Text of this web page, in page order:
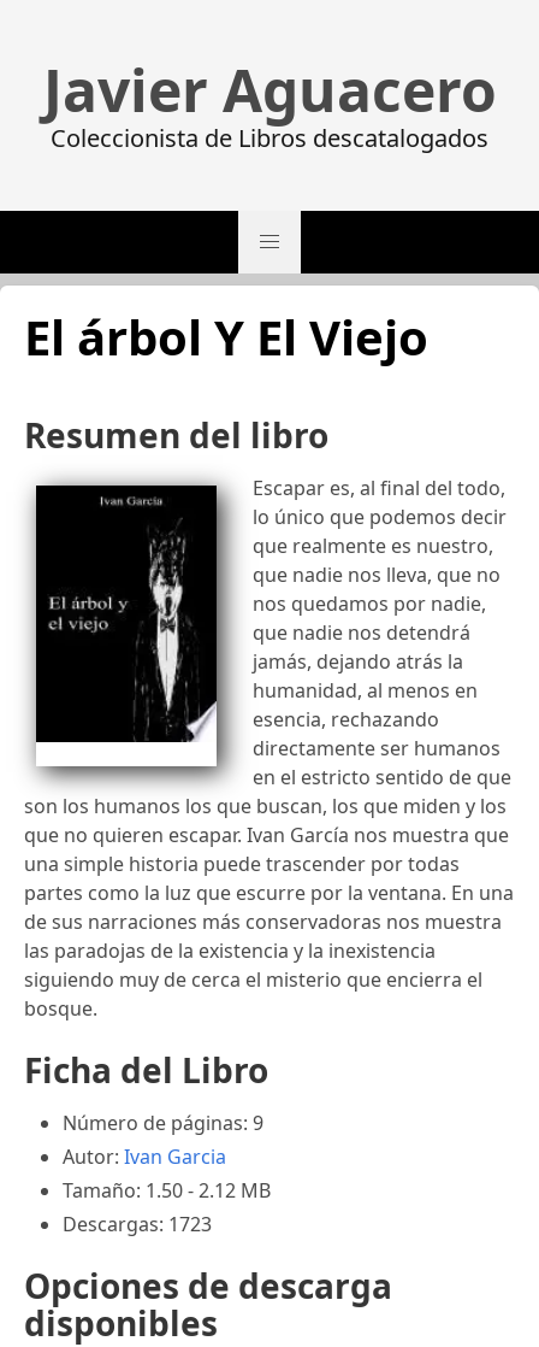
Javier Aguacero
Coleccionista de Libros descatalogados
El árbol Y El Viejo
Resumen del libro
Escapar es, al final del todo,
lo único que podemos decir
que realmente es nuestro,
que nadie nos lleva, que no
nos quedamos por nadie,
que nadie nos detendrá
jamás, dejando atrás la
humanidad, al menos en
esencia, rechazando
directamente ser humanos
en el estricto sentido de que
son los humanos los que buscan, los que miden y los
que no quieren escapar. Ivan García nos muestra que
una simple historia puede trascender por todas
partes como la luz que escurre por la ventana. En una
de sus narraciones más conservadoras nos muestra
las paradojas de la existencia y la inexistencia
siguiendo muy de cerca el misterio que encierra el
bosque.
Ficha del Libro
Número de páginas: 9
Autor: Ivan Garcia
Tamaño: 1.50 - 2.12 MB
Descargas: 1723
Opciones de descarga
disponibles